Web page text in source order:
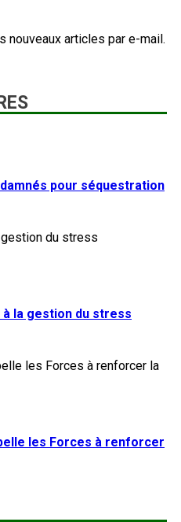
nouveaux articles par e-mail.
pour séquestration
à la gestion du stress
les Forces à renforcer